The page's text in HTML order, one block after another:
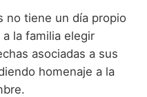
no tiene un día propio
la familia elegir
asociadas a sus
homenaje a la